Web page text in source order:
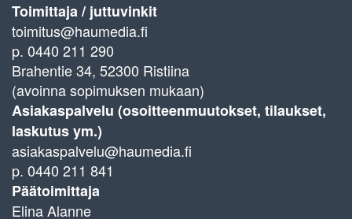
Toimittaja / juttuvinkit
toimitus@haumedia.fi
p. 0440 211 290
Brahentie 34, 52300 Ristiina
(avoinna sopimuksen mukaan)
Asiakaspalvelu (osoitteenmuutokset, tilaukset,
laskutus ym.)
asiakaspalvelu@haumedia.fi
p. 0440 211 841
Päätoimittaja
Elina Alanne